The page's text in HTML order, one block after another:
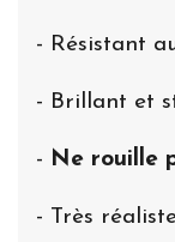
- Résistant
- Brillant et
- Ne rouille
- Très